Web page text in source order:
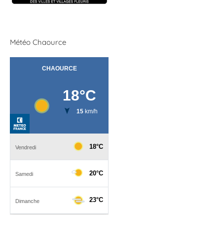
Météo Chaource